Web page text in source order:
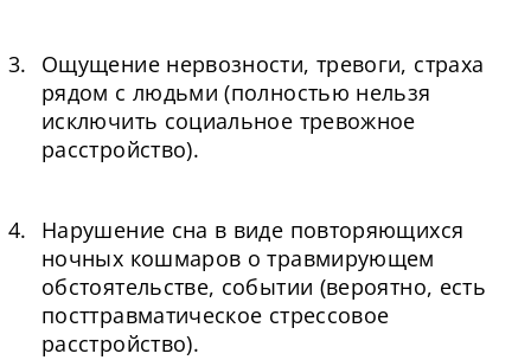
Ощущение нервозности, тревоги, страха
рядом с людьми (полностью нельзя
исключить социальное тревожное
расстройство).
Нарушение сна в виде повторяющихся
ночных кошмаров о травмирующем
обстоятельстве, событии (вероятно, есть
посттравматическое стрессовое
расстройство).